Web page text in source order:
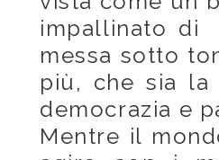
impallinato di
messa sotto
più, che sia
democrazia e
Mentre il